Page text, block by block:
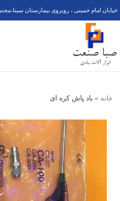
خیابان امام خمینی ، روبروی بیمارستان سینا،مجتمع تجاری رشید
خانه » باد پاش کره ای